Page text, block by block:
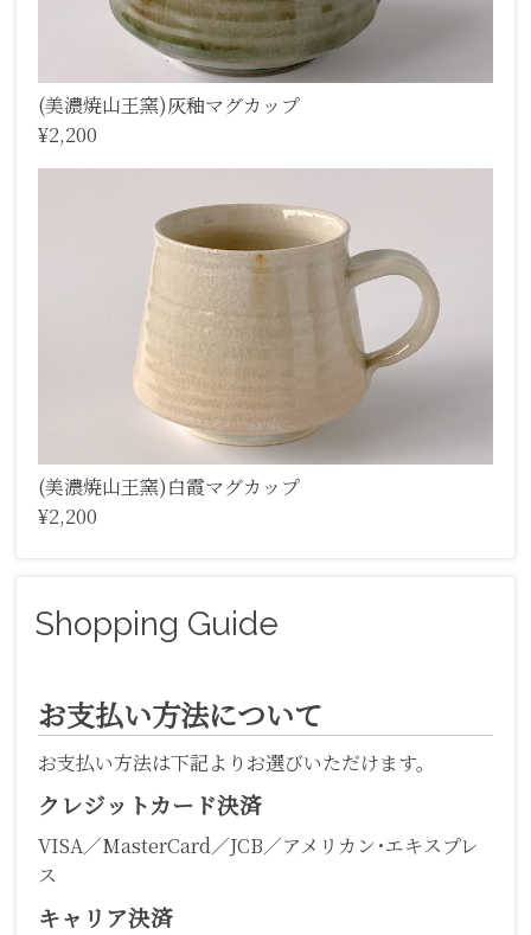
(美濃焼山王窯)灰釉マグカップ
¥2,200
(美濃焼山王窯)白霞マグカップ
¥2,200
Shopping Guide
お支払い方法について
お支払い方法は下記よりお選びいただけます。
クレジットカード決済
VISA／MasterCard／JCB／アメリカン･エキスプレ
ス
キャリア決済